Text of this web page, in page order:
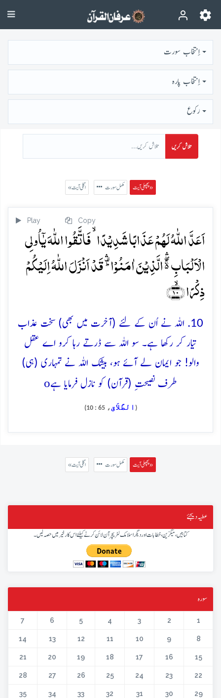
اِنتخاب سورت
اِنتخاب پارہ
رُكوع
تلاش کریں
پچھلی آیت » مکمل سورت « اگلی آیت
Play Copy
اَعَدَّ اللّٰہُ لَہُمۡ عَذَابًا شَدِیۡدًا ۙ فَاتَّقُوا اللّٰہَ یٰۤاُولِی
الۡاَلۡبَابِ ۬ۚۖۛ الَّذِیۡنَ اٰمَنُوۡا ؕ۟ۛ قَدۡ اَنۡزَلَ اللّٰہُ اِلَیۡکُمۡ
ذِکۡرًا ﴿ۙ۱۰﴾
10. اللہ نے اُن کے لئے (آخرت میں بھی) سخت عذاب
تیار کر رکھا ہے۔ سو اللہ سے ڈرتے رہا کرو اے عقل
والو! جو ایمان لے آئے ہو، بیشک اللہ نے تمہاری (ہی)
طرف نصیحتِ (قرآن) کو نازل فرمایا ہےo
( الطَّلاَق ، 65 : 10)
پچھلی آیت » مکمل سورت « اگلی آیت
عطیہ دیجئے
کتابیں، میگزین، خطابات اور دیگر اسلامک لٹریچر آن لائن کرنے کیلئے اس کار خیر میں حصہ لیں۔
سورہ
1
2
3
4
5
6
7
8
9
10
11
12
13
14
15
16
17
18
19
20
21
22
23
24
25
26
27
28
29
30
31
32
33
34
35